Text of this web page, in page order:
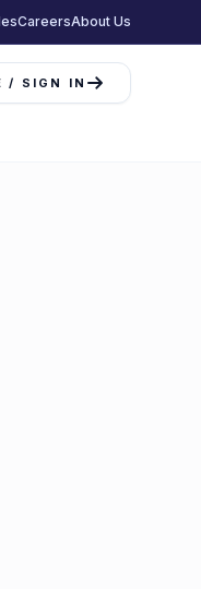
CareersAbout Us
/ SIGN IN